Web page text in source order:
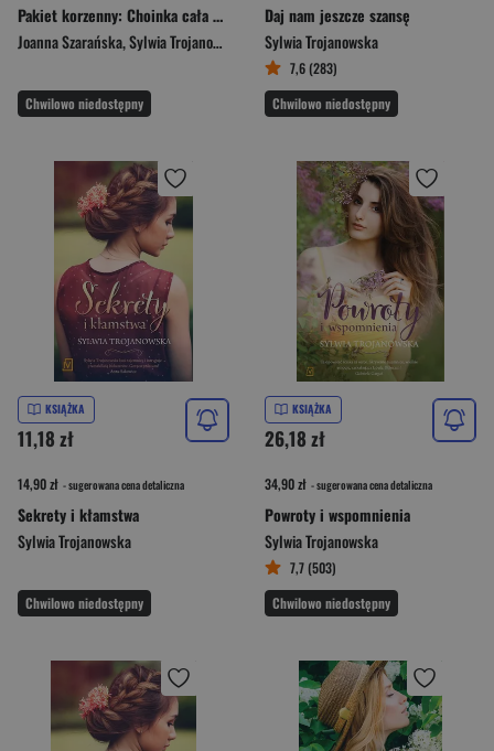
Pakiet korzenny: Choinka cała w śniegu / Wigilijna przystań / Zapach goździków
Joanna Szarańska,Sylwia Trojanowska Agnieszka Lis
Chwilowo niedostępny
Daj nam jeszcze szansę
Sylwia Trojanowska
7,6 (283)
Chwilowo niedostępny
KSIĄŻKA
11,18 zł
14,90 zł - sugerowana cena detaliczna
Sekrety i kłamstwa
Sylwia Trojanowska
Chwilowo niedostępny
KSIĄŻKA
26,18 zł
34,90 zł - sugerowana cena detaliczna
Powroty i wspomnienia
Sylwia Trojanowska
7,7 (503)
Chwilowo niedostępny